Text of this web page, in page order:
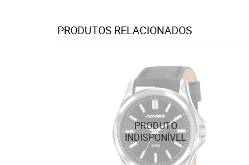
PRODUTOS RELACIONADOS